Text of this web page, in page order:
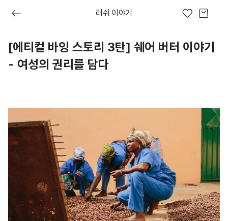
러쉬 이야기
[에티컬 바잉 스토리 3탄] 쉐어 버터 이야기
- 여성의 권리를 담다
프레쉬 오늘 러쉬디어 상품권 시크릿 박스